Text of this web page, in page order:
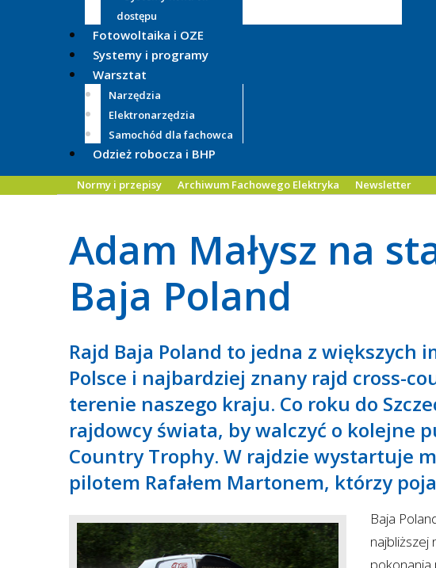
dostępu
Fotowoltaika i OZE
Systemy i programy
Warsztat
Narzędzia
Elektronarzędzia
Samochód dla fachowca
Odzież robocza i BHP
Normy i przepisy Archiwum Fachowego Elektryka Newsletter
Adam Małysz na
Baja Poland
Rajd Baja Poland to jedna z większych
Polsce i najbardziej znany rajd cross-
terenie naszego kraju. Co roku do
rajdowcy świata, by walczyć o kolejne
Country Trophy. W rajdzie wystartuje
pilotem Rafałem Martonem, którzy
Baja
najbliższej